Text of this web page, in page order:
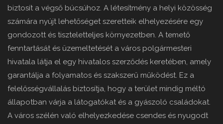
biztosít a végső búcsúhoz. A létesítmény a helyi közösség
számára nyújt lehetőséget szeretteik elhelyezésére egy
gondozott és tiszteletteljes környezetben. A temető
fenntartását és üzemeltetését a város polgármesteri
hivatala látja el egy hivatalos szerződés keretében, amely
garantálja a folyamatos és szakszerű működést. Ez a
felelősségvállalás biztosítja, hogy a terület mindig méltó
állapotban várja a látogatókat és a gyászoló családokat.
A város szélén való elhelyezkedése csendes és nyugodt